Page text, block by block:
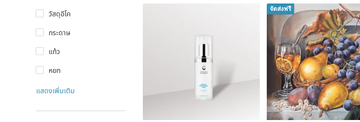
วัสดุอีโค
กระดาษ
แก้ว
หยก
แสดงเพิ่มเติม
จัดส่งฟรี